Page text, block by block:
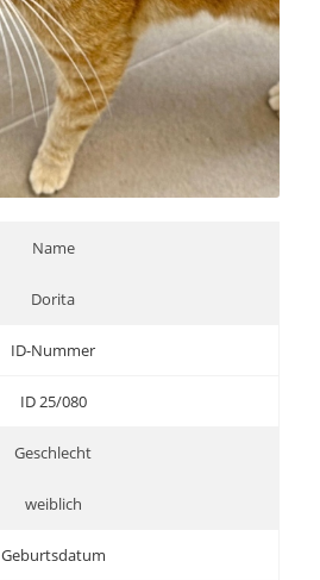
Name
Dorita
ID-Nummer
ID 25/080
Geschlecht
weiblich
Geburtsdatum